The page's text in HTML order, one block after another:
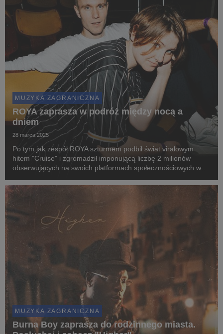
MUZYKA ZAGRANICZNA
ROYA zaprasza w podróż między nocą a
dniem
28 marca 2025
Po tym jak zespół ROYA szturmem podbił świat viralowym
hitem "Cruise" i zgromadził imponującą liczbę 2 milionów
obserwujących na swoich platformach społecznościowych w
singlem "Dawn/Day".
MUZYKA ZAGRANICZNA
Burna Boy zaprasza do rodzinnego miasta.